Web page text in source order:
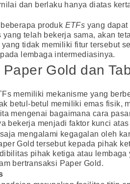
dan berlaku hanya diatas
produk ETFs yang
yang telah bekerja sama, akan
yang tidak memiliki fitur tersebut
lembaga intermediasinya.
Gold dan
memiliki mekanisme yang
betul-betul memiliki emas fisik,
mengenai bagaimana cara
bekerja menjadi faktor kunci
mengalami kegagalan oleh
Gold tersebut kepada pihak
pihak ketiga atau
bertransaksi Paper Gold.